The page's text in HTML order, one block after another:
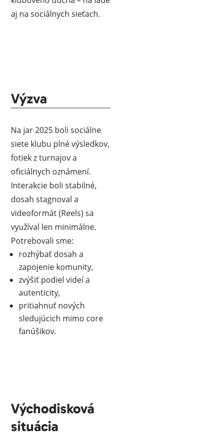
aj na sociálnych sieťach.
Výzva
Na jar 2025 boli sociálne
siete klubu plné výsledkov,
fotiek z turnajov a
oficiálnych oznámení.
Interakcie boli stabilné,
dosah stagnoval a
videoformát (Reels) sa
využíval len minimálne.
Potrebovali sme:
rozhýbať dosah a
zapojenie komunity,
zvýšiť podiel videí a
autenticity,
pritiahnuť nových
sledujúcich mimo core
fanúšikov.
Východisková
situácia